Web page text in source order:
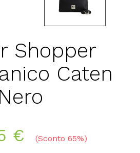
Shopper
Caten
€ Sconto 65%